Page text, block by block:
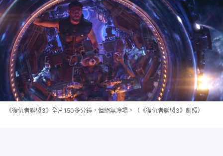
《復仇者聯盟3》全片150多分鐘，但絕無冷場。（《復仇者聯盟3》劇照）